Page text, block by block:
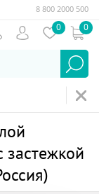
8 800 2000 500
0 0